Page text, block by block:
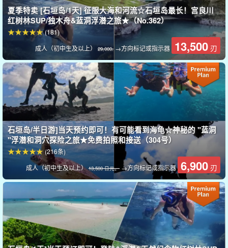
在水中快速移动的快感是您从未体验过的！
探访神秘的 "蓝洞"。
不仅在意大利和冲绳本岛，石垣岛也有一个叫 "蓝洞 "的地方。它是
一个很受欢迎的浮潜地点，周围的海沟聚集了很多鱼类。
夏季特卖 [石垣岛/1天] 征服大海和河流☆石垣岛最长！宫良川
红树林SUP/独木舟&蓝洞浮潜之旅★（No.362）
成人（初中生及以上）29,000. →方向标记或指示器 13,500 刃
(181)
石垣岛/半日游]当天预约即可！有可能看到海龟☆神秘的 "蓝洞
"浮潜和洞穴探险之旅★免费拍照和接送（304号）
成人（初中生及以上）13,500 日元。 →方向标记或指示器 6,900 刃
(216条)